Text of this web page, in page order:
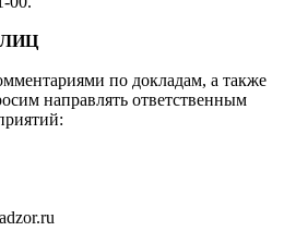
по докладам, а также
направлять ответственным